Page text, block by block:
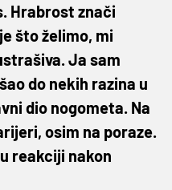
Hrabrost znači
što želimo, mi
Ja sam
do nekih razina u
dio nogometa. Na
osim na poraze.
reakciji nakon